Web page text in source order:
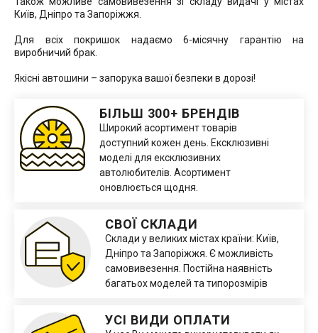
Київ, Дніпро та Запоріжжя.
Для всіх покришок надаємо 6-місячну гарантію на
виробничий брак.
Якісні автошини – запорука вашої безпеки в дорозі!
БІЛЬШ 300+ БРЕНДІВ
Широкий асортимент товарів
доступний кожен день. Ексклюзивні
моделі для ексклюзивних
автолюбителів. Асортимент
оновлюється щодня.
СВОЇ СКЛАДИ
Склади у великих містах країни: Київ,
Дніпро та Запоріжжя. Є можливість
самовивезення. Постійна наявність
багатьох моделей та типорозмірів
УСІ ВИДИ ОПЛАТИ